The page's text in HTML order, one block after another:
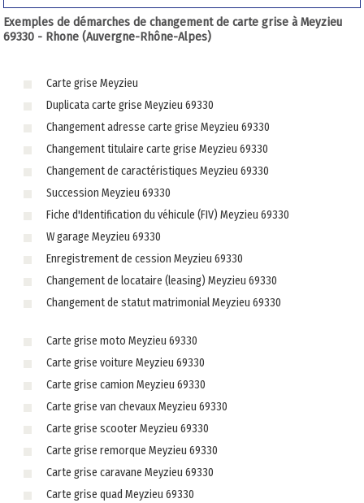
Exemples de démarches de changement de carte grise à Meyzieu
69330 - Rhone (Auvergne-Rhône-Alpes)
Carte grise Meyzieu
Duplicata carte grise Meyzieu 69330
Changement adresse carte grise Meyzieu 69330
Changement titulaire carte grise Meyzieu 69330
Changement de caractéristiques Meyzieu 69330
Succession Meyzieu 69330
Fiche d'Identification du véhicule (FIV) Meyzieu 69330
W garage Meyzieu 69330
Enregistrement de cession Meyzieu 69330
Changement de locataire (leasing) Meyzieu 69330
Changement de statut matrimonial Meyzieu 69330
Carte grise moto Meyzieu 69330
Carte grise voiture Meyzieu 69330
Carte grise camion Meyzieu 69330
Carte grise van chevaux Meyzieu 69330
Carte grise scooter Meyzieu 69330
Carte grise remorque Meyzieu 69330
Carte grise caravane Meyzieu 69330
Carte grise quad Meyzieu 69330